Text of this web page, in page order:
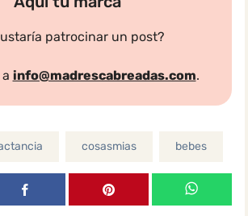
patrocinar un post?
info@madrescabreadas.com.
cosasmias bebes